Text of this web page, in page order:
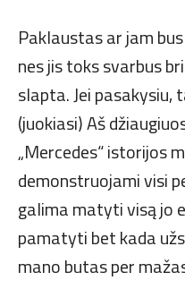
Paklaustas ar jam
nes jis toks svarbus
slapta. Jei
(juokiasi) Aš
„Mercedes“ istorijos
demonstruojami visi
galima matyti visą jo
pamatyti bet kada
mano butas per